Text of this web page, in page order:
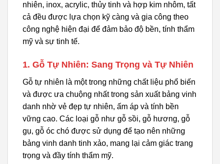
nhiên, inox, acrylic, thủy tinh và hợp kim nhôm, tất
cả đều được lựa chọn kỹ càng và gia công theo
công nghệ hiện đại để đảm bảo độ bền, tính thẩm
mỹ và sự tinh tế.
1. Gỗ Tự Nhiên: Sang Trọng và Tự Nhiên
Gỗ tự nhiên là một trong những chất liệu phổ biến
và được ưa chuộng nhất trong sản xuất bảng vinh
danh nhờ vẻ đẹp tự nhiên, ấm áp và tính bền
vững cao. Các loại gỗ như gỗ sồi, gỗ hương, gỗ
gụ, gỗ óc chó được sử dụng để tạo nên những
bảng vinh danh tinh xảo, mang lại cảm giác trang
trọng và đầy tính thẩm mỹ.